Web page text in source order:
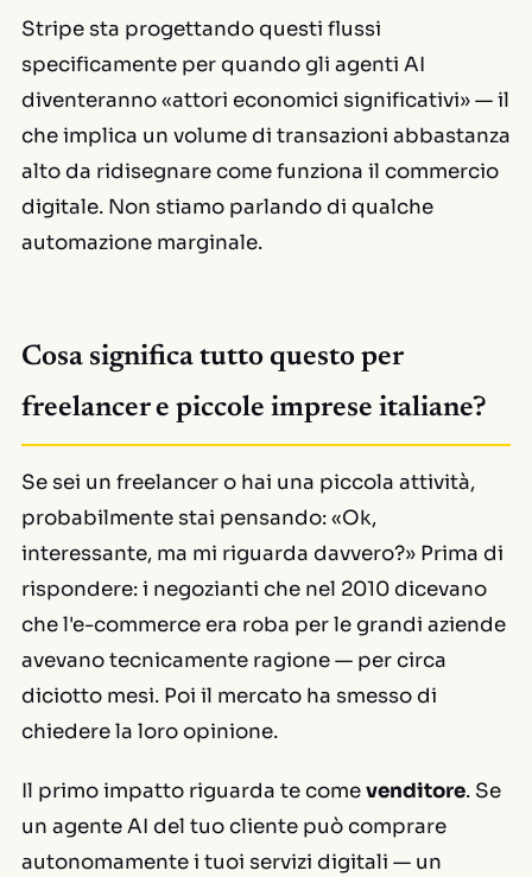
Stripe sta progettando questi flussi
specificamente per quando gli agenti AI
diventeranno «attori economici significativi» — il
che implica un volume di transazioni abbastanza
alto da ridisegnare come funziona il commercio
digitale. Non stiamo parlando di qualche
automazione marginale.
Cosa significa tutto questo per
freelancer e piccole imprese italiane?
Se sei un freelancer o hai una piccola attività,
probabilmente stai pensando: «Ok,
interessante, ma mi riguarda davvero?» Prima di
rispondere: i negozianti che nel 2010 dicevano
che l'e-commerce era roba per le grandi aziende
avevano tecnicamente ragione — per circa
diciotto mesi. Poi il mercato ha smesso di
chiedere la loro opinione.
Il primo impatto riguarda te comevenditore. Se
un agente AI del tuo cliente può comprare
autonomamente i tuoi servizi digitali — un